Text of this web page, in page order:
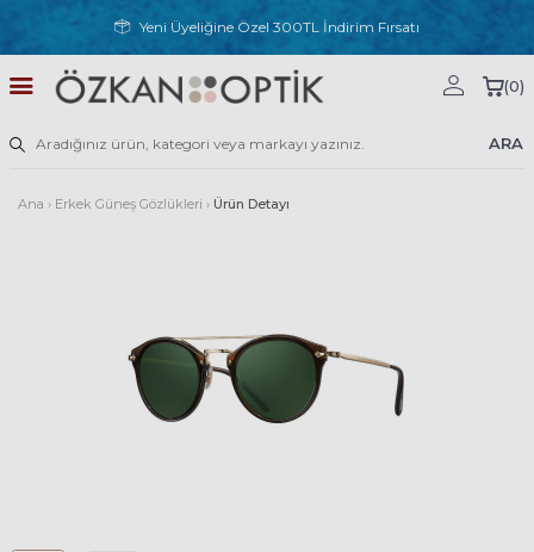
Yeni Üyeliğine Özel 300TL İndirim Fırsatı
ARA
(0)
Ana › Erkek Güneş Gözlükleri › Ürün Detayı